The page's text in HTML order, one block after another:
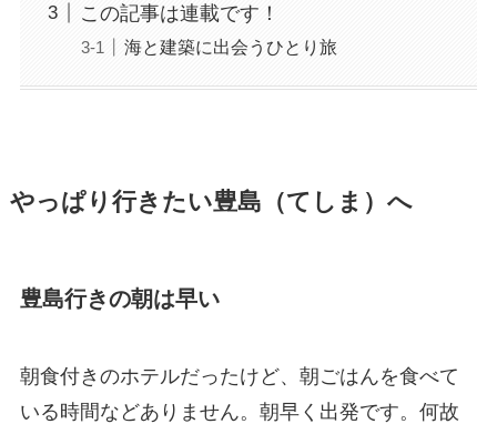
この記事は連載です！
海と建築に出会うひとり旅
やっぱり行きたい豊島（てしま）へ
豊島行きの朝は早い
朝食付きのホテルだったけど、朝ごはんを食べて
いる時間などありません。朝早く出発です。何故